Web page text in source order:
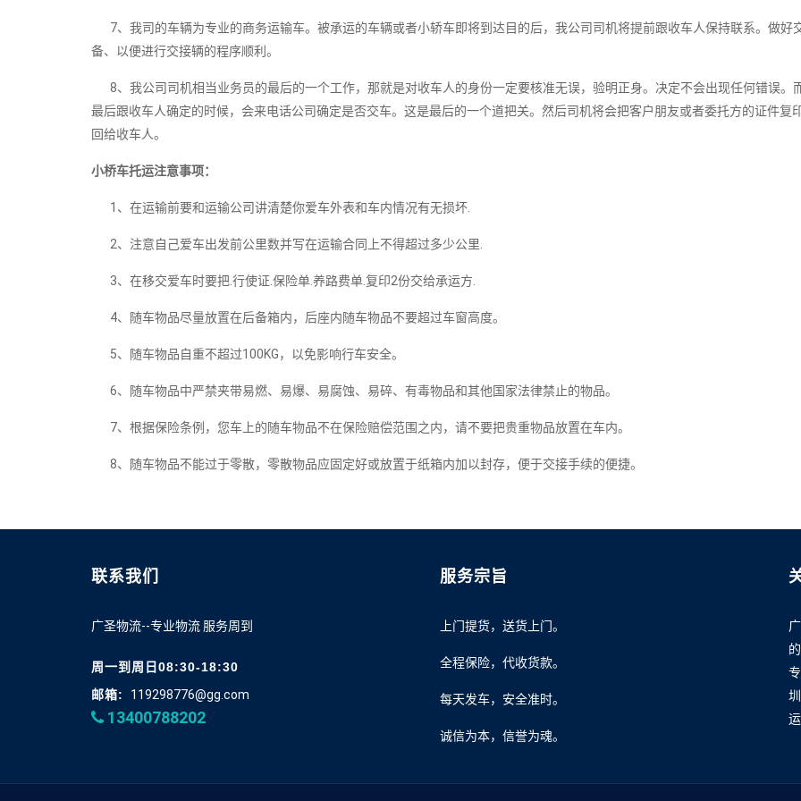
7、我司的车辆为专业的商务运输车。被承运的车辆或者小轿车即将到达目的后，我公司司机将提前跟收车人保持联系。做好
备、以便进行交接辆的程序顺利。
8、我公司司机相当业务员的最后的一个工作，那就是对收车人的身份一定要核准无误，验明正身。决定不会出现任何错误。
最后跟收车人确定的时候，会来电话公司确定是否交车。这是最后的一个道把关。然后司机将会把客户朋友或者委托方的证件复
回给收车人。
小桥车托运注意事项：
1、在运输前要和运输公司讲清楚你爱车外表和车内情况有无损坏.
2、注意自己爱车出发前公里数并写在运输合同上不得超过多少公里.
3、在移交爱车时要把.行使证.保险单.养路费单.复印2份交给承运方.
4、随车物品尽量放置在后备箱内，后座内随车物品不要超过车窗高度。
5、随车物品自重不超过100KG，以免影响行车安全。
6、随车物品中严禁夹带易燃、易爆、易腐蚀、易碎、有毒物品和其他国家法律禁止的物品。
7、根据保险条例，您车上的随车物品不在保险赔偿范围之内，请不要把贵重物品放置在车内。
8、随车物品不能过于零散，零散物品应固定好或放置于纸箱内加以封存，便于交接手续的便捷。
联系我们
广圣物流--专业物流 服务周到
周一到周日08:30-18:30
邮箱:
119298776@gg.com
13400788202
服务宗旨
上门提货，送货上门。
全程保险，代收货款。
每天发车，安全准时。
诚信为本，信誉为魂。